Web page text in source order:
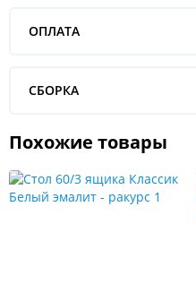
ОПЛАТА
СБОРКА
Похожие товары